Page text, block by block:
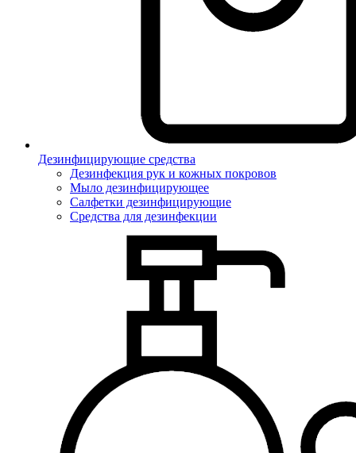
Дезинфицирующие средства
Дезинфекция рук и кожных покровов
Мыло дезинфицирующее
Салфетки дезинфицирующие
Средства для дезинфекции